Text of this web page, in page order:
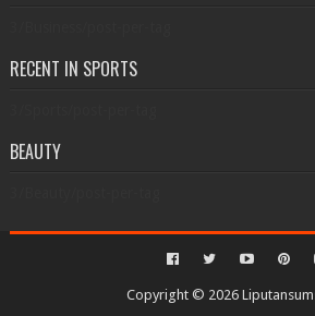
RECENT IN SPORTS
BEAUTY
Copyright © 2026